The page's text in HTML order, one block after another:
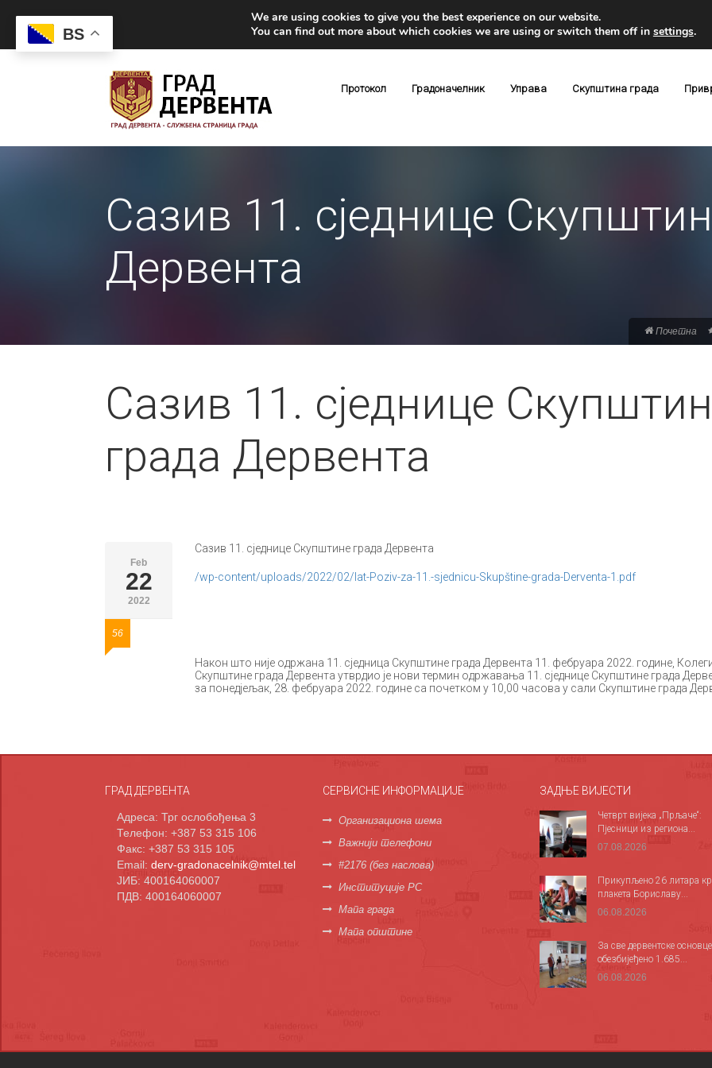
Протокол Градоначелник Управа Скупштина града
Сазив 11. сједнице
Дервента
Почетна
Сазив 11. сједнице
града Дервента
Feb
22
2022
56
Сазив 11. сједнице Скупштине града Дервента
/wp-content/uploads/2022/02/lat-Poziv-za-11.-sjednicu-Skupštine-grada-Derventa-1.pdf
Након што није одржана 11. сједница Скупштине града Дервента 11. фебруара 2022. године,
Скупштине града Дервента утврдио је нови термин одржавања 11. сједнице Скупштине града
за понедјељак, 28. фебруара 2022. године са почетком у 10,00 часова у сали Скупштине града
ГРАД ДЕРВЕНТА
Адреса: Трг ослобођења 3
Телефон: +387 53 315 106
Факс: +387 53 315 105
Email: derv-gradonacelnik@mtel.tel
ЈИБ: 400164060007
ПДВ: 400164060007
СЕРВИСНЕ ИНФОРМАЦИЈЕ
Организациона шема
Важнији телефони
#2176 (без наслова)
Институције РС
Мапа града
Мапа општине
ЗАДЊЕ ВИЈЕСТИ
Четврт вијека „Прљаче“:
Пјесници из региона...
07.08.2026
Прикупљено 26 литара
плакета Бориславу...
06.08.2026
За све дервентске основце
обезбијеђено 1.685...
06.08.2026
BS
We are using cookies to give you the best experience on our website.
You can find out more about which cookies we are using or switch them off in settings.